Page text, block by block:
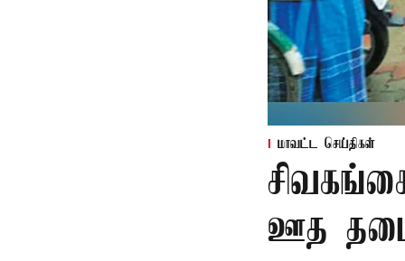
மாவட்ட செய்திகள்
ஊத தடை